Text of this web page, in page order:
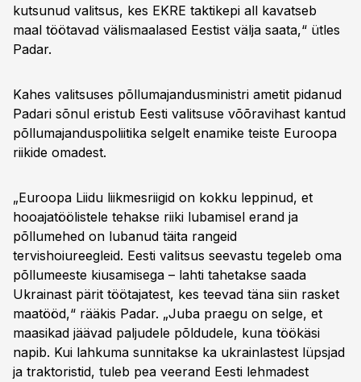
kutsunud valitsus, kes EKRE taktikepi all kavatseb
maal töötavad välismaalased Eestist välja saata,“ ütles
Padar.
Kahes valitsuses põllumajandusministri ametit pidanud
Padari sõnul eristub Eesti valitsuse võõravihast kantud
põllumajanduspoliitika selgelt enamike teiste Euroopa
riikide omadest.
„Euroopa Liidu liikmesriigid on kokku leppinud, et
hooajatöölistele tehakse riiki lubamisel erand ja
põllumehed on lubanud täita rangeid
tervishoiureegleid. Eesti valitsus seevastu tegeleb oma
põllumeeste kiusamisega – lahti tahetakse saada
Ukrainast pärit töötajatest, kes teevad täna siin rasket
maatööd,“ rääkis Padar. „Juba praegu on selge, et
maasikad jäävad paljudele põldudele, kuna töökäsi
napib. Kui lahkuma sunnitakse ka ukrainlastest lüpsjad
ja traktoristid, tuleb pea veerand Eesti lehmadest